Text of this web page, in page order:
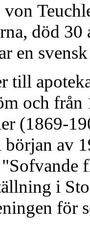
död
en
till
och
(1869-
av
i
för